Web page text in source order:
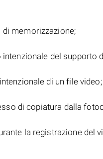
memorizzazione;
del supporto
di un file video;
di copiatura dalla
la registrazione del